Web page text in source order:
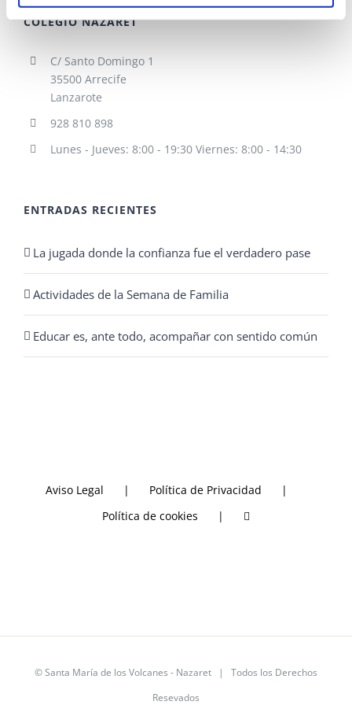
COLEGIO NAZARET
C/ Santo Domingo 1
35500 Arrecife
Lanzarote
928 810 898
Lunes - Jueves: 8:00 - 19:30 Viernes: 8:00 - 14:30
ENTRADAS RECIENTES
La jugada donde la confianza fue el verdadero pase
Actividades de la Semana de Familia
Educar es, ante todo, acompañar con sentido común
Aviso Legal
Política de Privacidad
Política de cookies
©Santa María de los Volcanes - Nazaret | Todos los Derechos
Resevados